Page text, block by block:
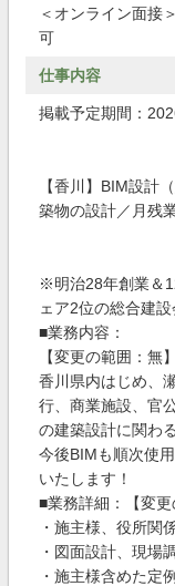
＜オンライン面接＞
可
仕事内容
掲載予定期間：
【香川】BIM設計
築物の設計／月残
※明治28年創業＆
ェア2位の総合建
■業務内容：
【変更の範囲：無】
香川県内はじめ、
行、商業施設、官
の建築設計に関わ
今後BIMも順次使
いたします！
■業務詳細：【変更
・施主様、役所関
・図面設計、現場
・施主様含めた定